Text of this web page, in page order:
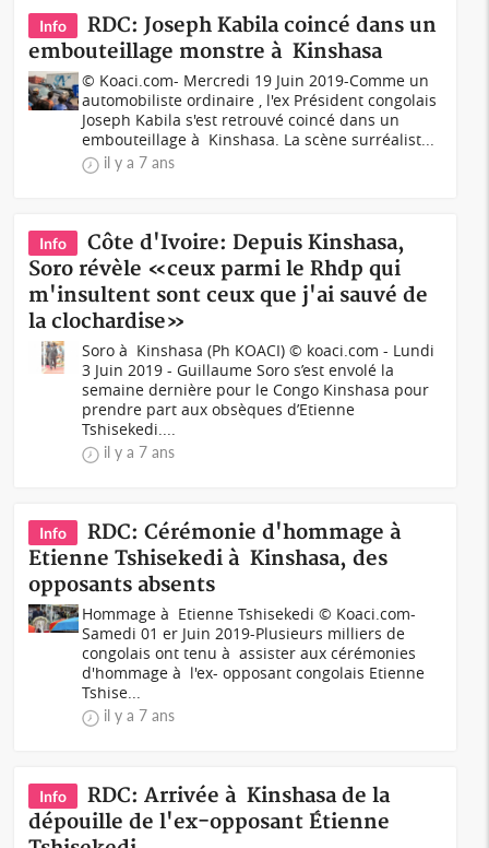
Info
RDC: Joseph Kabila coincé dans un
embouteillage monstre à Kinshasa
© Koaci.com- Mercredi 19 Juin 2019-Comme un
automobiliste ordinaire , l'ex Président congolais
Joseph Kabila s'est retrouvé coincé dans un
embouteillage à Kinshasa. La scène surréalist...
il y a 7 ans
Info
Côte d'Ivoire: Depuis Kinshasa,
Soro révèle «ceux parmi le Rhdp qui
m'insultent sont ceux que j'ai sauvé de
la clochardise»
Soro à Kinshasa (Ph KOACI) © koaci.com - Lundi
3 Juin 2019 - Guillaume Soro s’est envolé la
semaine dernière pour le Congo Kinshasa pour
prendre part aux obsèques d’Etienne
Tshisekedi....
il y a 7 ans
Info
RDC: Cérémonie d'hommage à
Etienne Tshisekedi à Kinshasa, des
opposants absents
Hommage à Etienne Tshisekedi © Koaci.com-
Samedi 01 er Juin 2019-Plusieurs milliers de
congolais ont tenu à assister aux cérémonies
d'hommage à l'ex- opposant congolais Etienne
Tshise...
il y a 7 ans
Info
RDC: Arrivée à Kinshasa de la
dépouille de l'ex-opposant Étienne